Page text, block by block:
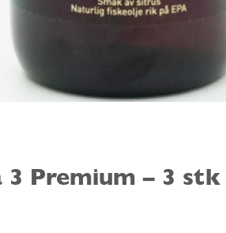
3 Premium – 3 stk